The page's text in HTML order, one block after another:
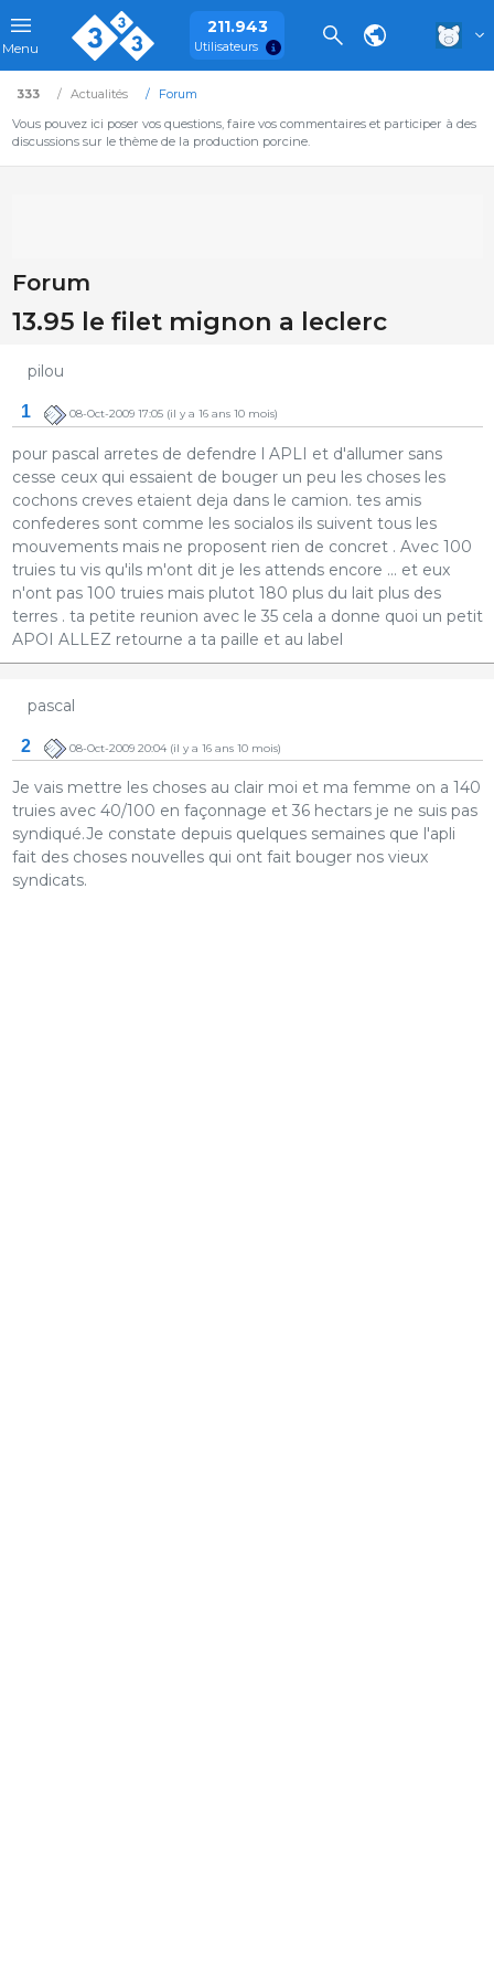
Menu
211.943
Utilisateurs
333 Actualités
Forum
Vous pouvez ici poser vos questions, faire vos commentaires et participer à des
discussions sur le thème de la production porcine.
Forum
13.95 le filet mignon a leclerc
pilou
1 08-Oct-2009 17:05(il y a 16 ans 10 mois)
pour pascal arretes de defendre l APLI et d'allumer sans
cesse ceux qui essaient de bouger un peu les choses les
cochons creves etaient deja dans le camion. tes amis
confederes sont comme les socialos ils suivent tous les
mouvements mais ne proposent rien de concret . Avec 100
truies tu vis qu'ils m'ont dit je les attends encore ... et eux
n'ont pas 100 truies mais plutot 180 plus du lait plus des
terres . ta petite reunion avec le 35 cela a donne quoi un petit
APOI ALLEZ retourne a ta paille et au label
pascal
2 08-Oct-2009 20:04(il y a 16 ans 10 mois)
Je vais mettre les choses au clair moi et ma femme on a 140
truies avec 40/100 en façonnage et 36 hectars je ne suis pas
syndiqué.Je constate depuis quelques semaines que l'apli
fait des choses nouvelles qui ont fait bouger nos vieux
syndicats.